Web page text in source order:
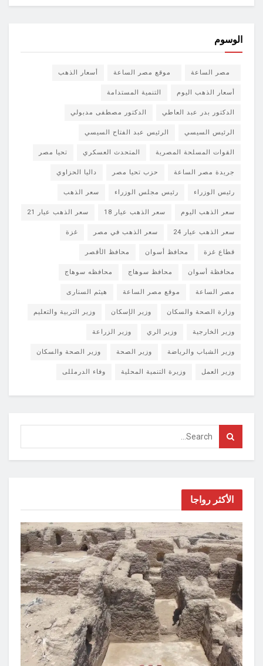
الوسوم
مصر الساعة موقع مصر الساعة أسعار الذهب
أسعار الذهب اليوم التنمية المستدامة
الدكتور بدر عبد العاطي الدكتور مصطفى مدبولي
الرئيس السيسي الرئيس عبد الفتاح السيسي
القوات المسلحة المصرية المتحدث العسكري تحيا مصر
جريدة مصر الساعة حزب تحيا مصر داليا الحزاوي
رئيس الوزراء رئيس مجلس الوزراء سعر الذهب
سعر الذهب اليوم سعر الذهب عيار 18 سعر الذهب عيار 21
سعر الذهب عيار 24 سعر الذهب في مصر غزة
قطاع غزة محافظ أسوان محافظ الأقصر
محافظة أسوان محافظ سوهاج محافظه سوهاج
مصر الساعة موقع مصر الساعة هيثم السنارى
وزارة الصحة والسكان وزير الإسكان وزير التربية والتعليم
وزير الخارجية وزير الري وزير الزراعة
وزير الشباب والرياضة وزير الصحة وزير الصحة والسكان
وزير العمل وزيرة التنمية المحلية وفاء الدرمللى
الأكثر رواجا